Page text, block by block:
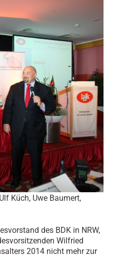
Küch, Uwe Baumert,
des BDK in NRW,
Wilfried
2014 nicht mehr zur